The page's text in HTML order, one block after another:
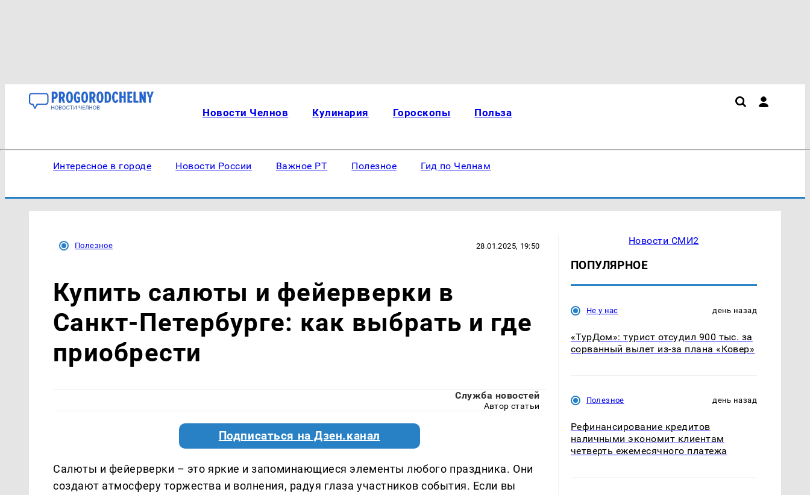
Новости Челнов Кулинария Гороскопы Польза
Интересное в городе Новости России Важное РТ Полезное Гид по Челнам
Полезное 28.01.2025, 19:50
Купить салюты и фейерверки в
Санкт-Петербурге: как выбрать и где
приобрести
Служба новостей
Автор статьи
Подписаться на Дзен.канал
Салюты и фейерверки – это яркие и запоминающиеся элементы любого праздника. Они
создают атмосферу торжества и волнения, радуя глаза участников события. Если вы
Новости СМИ2
ПОПУЛЯРНОЕ
Не у нас день назад
«ТурДом»: турист отсудил 900 тыс. за
сорванный вылет из-за плана «Ковер»
Полезное день назад
Рефинансирование кредитов
наличными экономит клиентам
четверть ежемесячного платежа